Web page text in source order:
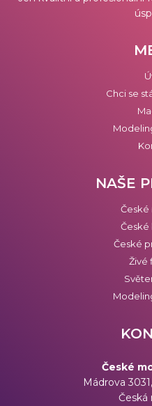
Chci se
NAŠE
České
České
Živé
České
Mádrova
Česká